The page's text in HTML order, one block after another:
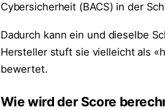
Cybersicherheit (BACS) in der
Dadurch kann ein und dieselbe
Hersteller stuft sie vielleicht als
bewertet.
Wie wird der Score